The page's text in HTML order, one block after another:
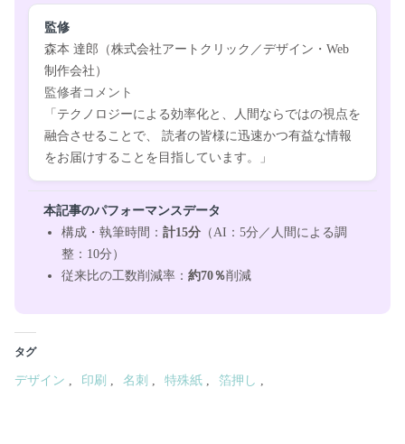
監修
森本 達郎（株式会社アートクリック／デザイン・Web
制作会社）
監修者コメント
「テクノロジーによる効率化と、人間ならではの視点を
融合させることで、
読者の皆様に迅速かつ有益な情報
をお届けすることを目指しています。」
本記事のパフォーマンスデータ
構成・執筆時間： 計15分（AI：5分／人間による調
整：10分）
従来比の工数削減率： 約70％削減
タグ
デザイン 印刷 名刺 特殊紙 箔押し